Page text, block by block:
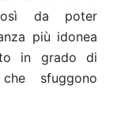
da poter
più idonea
in grado di
sfuggono